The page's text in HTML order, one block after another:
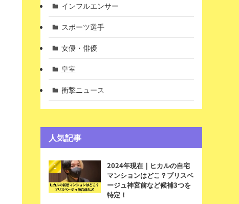
インフルエンサー
スポーツ選手
女優・俳優
皇室
衝撃ニュース
人気記事
2024年現在｜ヒカルの自宅
マンションはどこ？ブリスベ
ージュ神宮前など候補3つを
特定！